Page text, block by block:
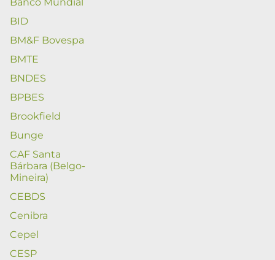
BID
BM&F Bovespa
BMTE
BNDES
BPBES
Brookfield
Bunge
CAF Santa
Bárbara (Belgo-
Mineira)
CEBDS
Cenibra
Cepel
CESP